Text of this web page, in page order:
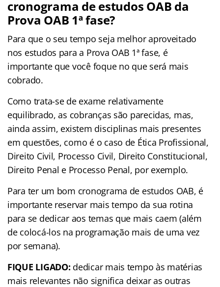
cronograma de estudos OAB da
Prova OAB 1ª fase?
Para que o seu tempo seja melhor aproveitado
nos estudos para a Prova OAB 1ª fase, é
importante que você foque no que será mais
cobrado.
Como trata-se de exame relativamente
equilibrado, as cobranças são parecidas, mas,
ainda assim, existem disciplinas mais presentes
em questões, como é o caso de Ética Profissional,
Direito Civil, Processo Civil, Direito Constitucional,
Direito Penal e Processo Penal, por exemplo.
Para ter um bom cronograma de estudos OAB, é
importante reservar mais tempo da sua rotina
para se dedicar aos temas que mais caem (além
de colocá-los na programação mais de uma vez
por semana).
FIQUE LIGADO: dedicar mais tempo às matérias
mais relevantes não significa deixar as outras